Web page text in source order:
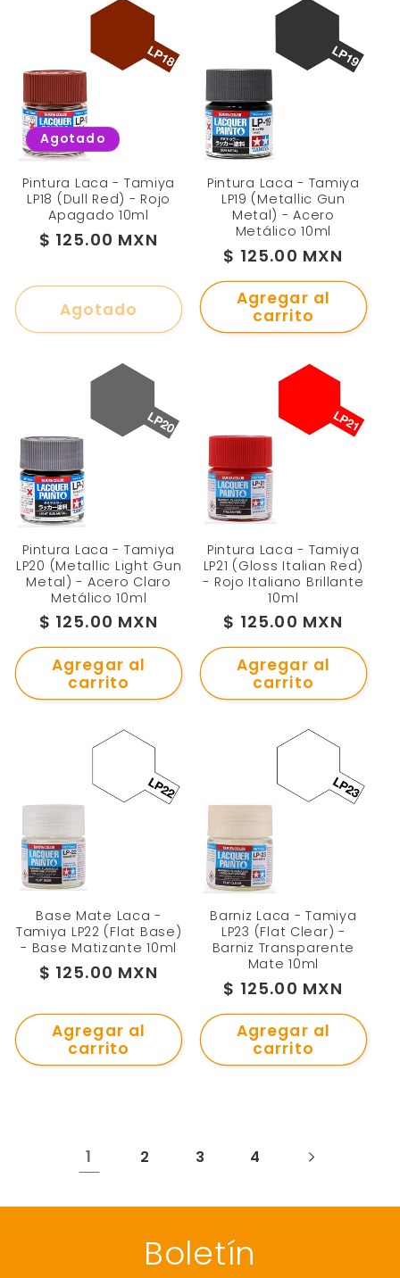
Agotado
Pintura Laca - Tamiya
LP18 (Dull Red) - Rojo
Apagado 10ml
Precio
$ 125.00 MXN
Agotado
Pintura Laca - Tamiya
LP19 (Metallic Gun
Metal) - Acero
Metálico 10ml
Precio
habitual
$ 125.00 MXN
Agregar al
carrito
Pintura Laca - Tamiya
LP20 (Metallic Light Gun
Metal) - Acero Claro
Metálico 10ml
Precio
habitual
$ 125.00 MXN
Agregar al
carrito
Pintura Laca - Tamiya
LP21 (Gloss Italian Red)
- Rojo Italiano Brillante
10ml
Precio
habitual
$ 125.00 MXN
Agregar al
carrito
Base Mate Laca -
Tamiya LP22 (Flat Base)
- Base Matizante 10ml
Precio
$ 125.00 MXN
Agregar al
carrito
Barniz Laca - Tamiya
LP23 (Flat Clear) -
Barniz Transparente
Mate 10ml
Precio
habitual
$ 125.00 MXN
Agregar al
carrito
1 2 3 4
Boletín